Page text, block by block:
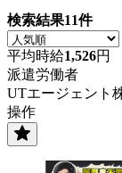
検索結果11件
平均時給1,526円
派遣労働者
UTエージェント
操作